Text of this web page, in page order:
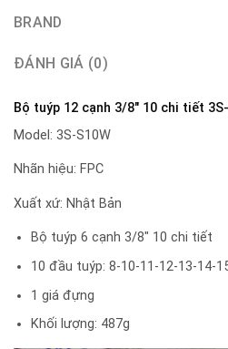
BRAND
ĐÁNH GIÁ (0)
Bộ tuýp 12 cạnh 3/8″ 10 chi tiết
Model: 3S-S10W
Nhãn hiệu: FPC
Xuất xứ: Nhật Bản
Bộ tuýp 6 cạnh 3/8″ 10 chi tiết
10 đầu tuýp: 8-10-11-12-13-14-
1 giá đựng
Khối lượng: 487g